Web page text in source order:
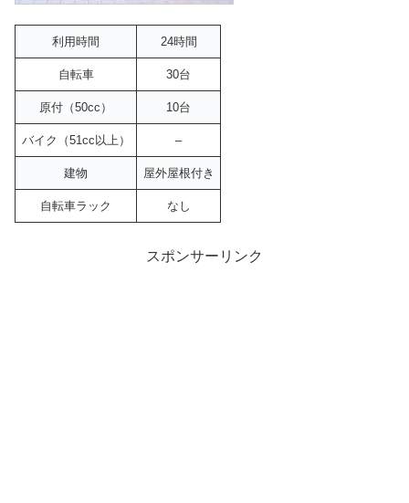
利用時間 24時間
自転車 30台
原付（50cc） 10台
バイク（51cc以上） –
建物 屋外屋根付き
自転車ラック なし
スポンサーリンク